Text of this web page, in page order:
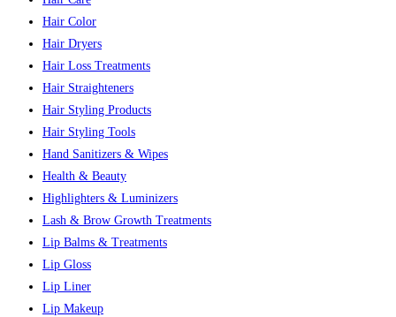
Hair Color
Hair Dryers
Hair Loss Treatments
Hair Straighteners
Hair Styling Products
Hair Styling Tools
Hand Sanitizers & Wipes
Health & Beauty
Highlighters & Luminizers
Lash & Brow Growth Treatments
Lip Balms & Treatments
Lip Gloss
Lip Liner
Lip Makeup